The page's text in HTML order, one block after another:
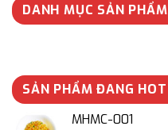
DANH MỤC SẢN PHẨM
SẢN PHẨM ĐANG HOT
MHMC-001